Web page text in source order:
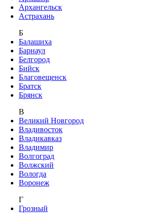
Архангельск
Астрахань
Б
Балашиха
Барнаул
Белгород
Бийск
Благовещенск
Братск
Брянск
В
Великий Новгород
Владивосток
Владикавказ
Владимир
Волгоград
Волжский
Вологда
Воронеж
Г
Грозный